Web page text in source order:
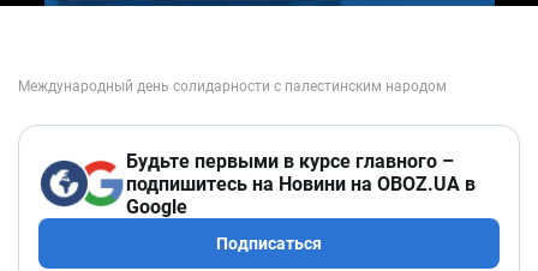
Будьте первыми в курсе главного –
подпишитесь на Новини на OBOZ.UA в
Google
Подписаться